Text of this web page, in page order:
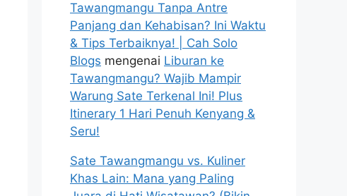
Tawangmangu Tanpa Antre
Panjang dan Kehabisan? Ini Waktu
& Tips Terbaiknya! | Cah Solo
Blogs mengenai Liburan ke
Tawangmangu? Wajib Mampir
Warung Sate Terkenal Ini! Plus
Itinerary 1 Hari Penuh Kenyang &
Seru!
Sate Tawangmangu vs. Kuliner
Khas Lain: Mana yang Paling